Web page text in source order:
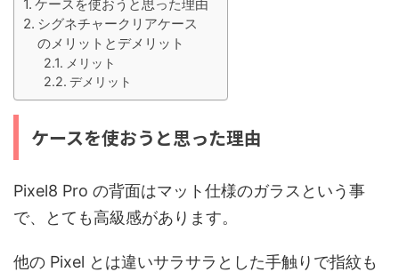
ケースを使おうと思った理由
シグネチャークリアケース
のメリットとデメリット
メリット
デメリット
ケースを使おうと思った理由
Pixel8 Pro の背面はマット仕様のガラスという事
で、とても高級感があります。
他の Pixel とは違いサラサラとした手触りで指紋も